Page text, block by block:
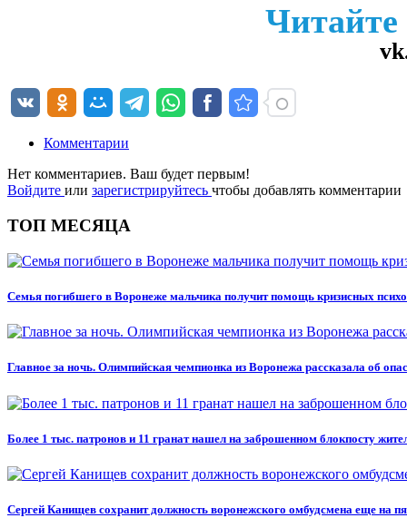
Читайте
Комментарии
Нет комментариев. Ваш будет первым!
Войдите или зарегистрируйтесь чтобы добавлять комментарии
ТОП МЕСЯЦА
Семья погибшего в Воронеже мальчика получит помощь кризисных
Главное за ночь. Олимпийская чемпионка из Воронежа рассказала об
Более 1 тыс. патронов и 11 гранат нашел на заброшенном блокпосту
Сергей Канищев сохранит должность воронежского омбудсмена еще на